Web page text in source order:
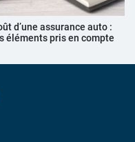
d’une assurance auto :
éléments pris en compte